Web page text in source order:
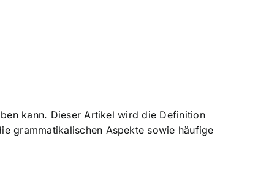
kann. Dieser Artikel wird die Definition
grammatikalischen Aspekte sowie häufige